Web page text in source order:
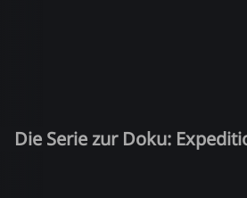
Die Serie zur Doku: